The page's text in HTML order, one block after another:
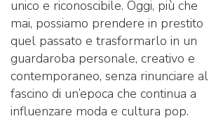
unico e riconoscibile. Oggi, più che
mai, possiamo prendere in prestito
quel passato e trasformarlo in un
guardaroba personale, creativo e
contemporaneo, senza rinunciare al
fascino di un’epoca che continua a
influenzare moda e cultura pop.